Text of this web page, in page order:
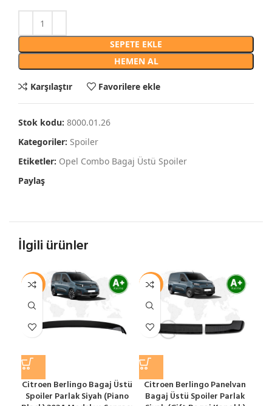
SEPETE EKLE
HEMEN AL
Karşılaştır Favorilere ekle
Stok kodu: 8000.01.26
Kategoriler: Spoiler
Etiketler: Opel Combo Bagaj Üstü Spoiler
Paylaş
İlgili ürünler
-11%
Citroen Berlingo Bagaj Üstü
Spoiler Parlak Siyah (Piano
-11%
Citroen Berlingo Panelvan
Bagaj Üstü Spoiler Parlak